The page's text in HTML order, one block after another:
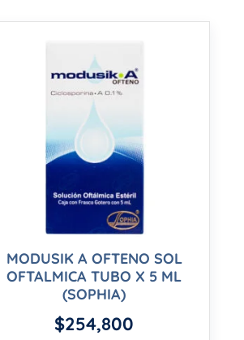
MODUSIK A OFTENO SOL
OFTALMICA TUBO X 5 ML
(SOPHIA)
$254,800